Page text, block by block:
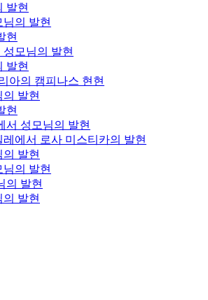
발현
의 발현
현
모님의 발현
발현
아의 캠피나스 현현
발현
현
서 성모님의 발현
에서 로사 미스티카의 발현
발현
의 발현
의 발현
발현